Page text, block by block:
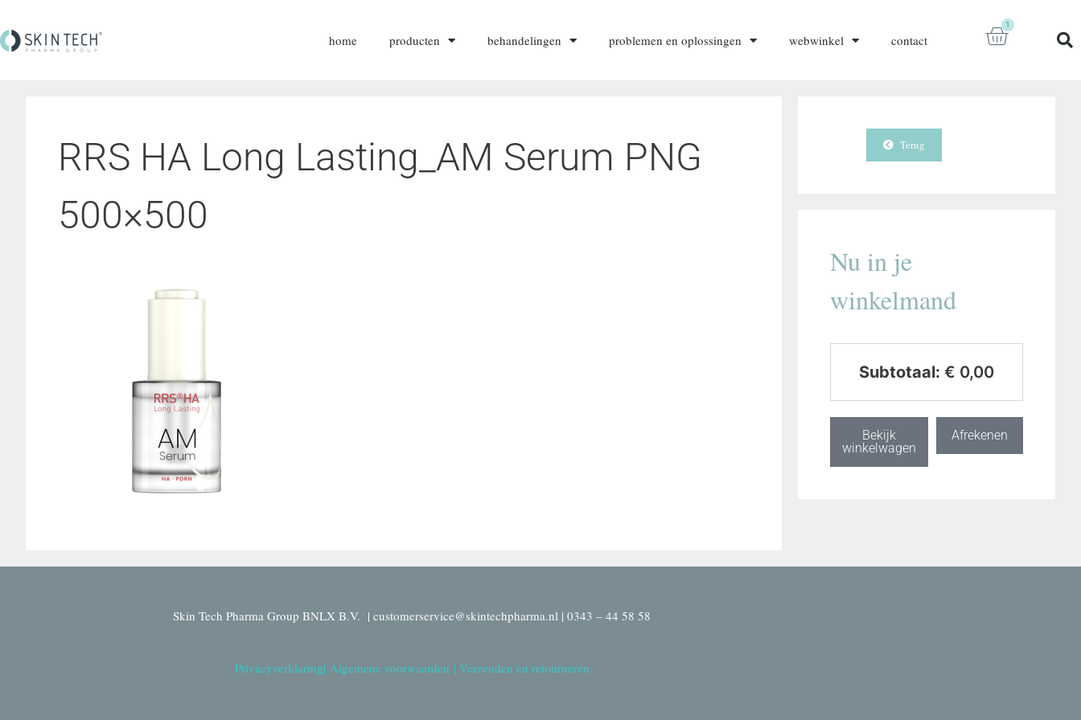
home producten behandelingen problemen en oplossingen webwinkel contact
1
RRS HA Long Lasting_AM Serum PNG
500×500
Terug
Nu in je
winkelmand
Subtotaal: € 0,00
Bekijk
winkelwagen
Afrekenen
Skin Tech Pharma Group BNLX B.V. | customerservice@skintechpharma.nl | 0343 – 44 58 58
Privacyverklaring| Algemene voorwaarden | Verzenden en retourneren